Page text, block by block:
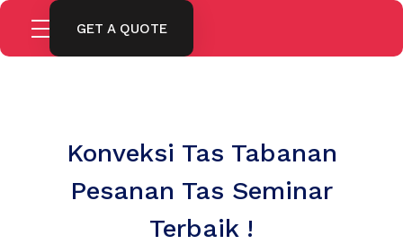
GET A QUOTE
Konveksi Tas Tabanan
Pesanan Tas Seminar
Terbaik !